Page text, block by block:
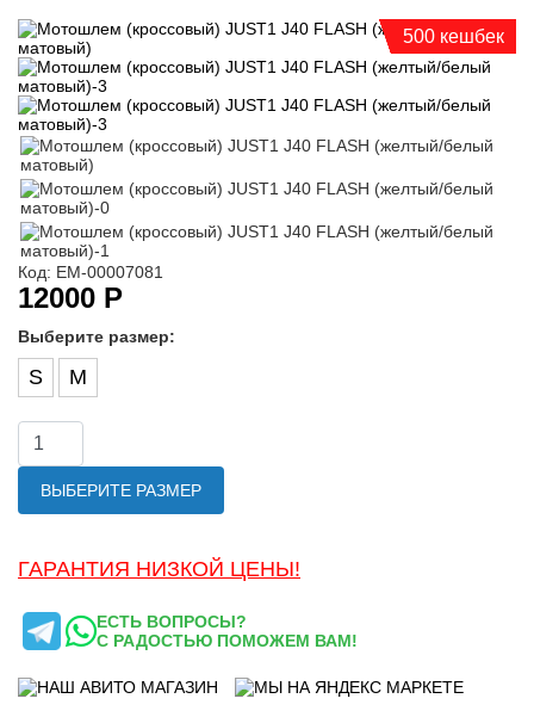
500 кешбек
Код: ЕМ-00007081
12000 Р
Выберите размер:
S M
ВЫБЕРИТЕ РАЗМЕР
ГАРАНТИЯ НИЗКОЙ ЦЕНЫ!
ЕСТЬ ВОПРОСЫ?
С РАДОСТЬЮ ПОМОЖЕМ ВАМ!